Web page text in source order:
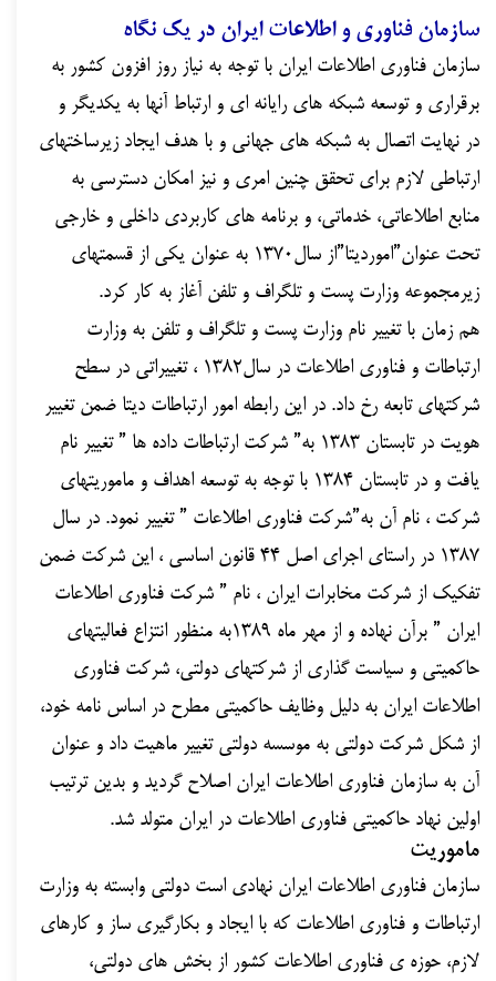
سازمان فناوری و اطلاعات ایران در یک نگاه
سازمان فناوری اطلاعات ایران با توجه به نیاز روز افزون کشور به
برقراری و توسعه شبکه های رایانه ای و ارتباط آنها به یکدیگر و
در نهایت اتصال به شبکه های جهانی و با هدف ایجاد زیرساختهای
ارتباطی لازم برای تحقق چنین امری و نیز امکان دسترسی به
منابع اطلاعاتی، خدماتی، و برنامه های کاربردی داخلی و خارجی
تحت عنوان”اموردیتا”از سال۱۳۷۰ به عنوان یکی از قسمتهای
زیرمجموعه وزارت پست و تلگراف و تلفن آغاز به کار کرد.
هم زمان با تغییر نام وزارت پست و تلگراف و تلفن به وزارت
ارتباطات و فناوری اطلاعات در سال۱۳۸۲ ، تغییراتی در سطح
شرکتهای تابعه رخ داد. در این رابطه امور ارتباطات دیتا ضمن تغییر
هویت در تابستان ۱۳۸۳ به” شرکت ارتباطات داده ها ” تغییر نام
یافت و در تابستان ۱۳۸۴ با توجه به توسعه اهداف و ماموریتهای
شرکت ، نام آن به”شرکت فناوری اطلاعات ” تغییر نمود. در سال
۱۳۸۷ در راستای اجرای اصل ۴۴ قانون اساسی ، این شرکت ضمن
تفکیک از شرکت مخابرات ایران ، نام ” شرکت فناوری اطلاعات
ایران ” برآن نهاده و از مهر ماه ۱۳۸۹به منظور انتزاع فعالیتهای
حاکمیتی و سیاست گذاری از شرکتهای دولتی، شرکت فناوری
اطلاعات ایران به دلیل وظایف حاکمیتی مطرح در اساس نامه خود،
از شکل شرکت دولتی به موسسه دولتی تغییر ماهیت داد و عنوان
آن به سازمان فناوری اطلاعات ایران اصلاح گردید و بدین ترتیب
اولین نهاد حاکمیتی فناوری اطلاعات در ایران متولد شد.
ماموریت
سازمان فناوری اطلاعات ایران نهادی است دولتی وابسته به وزارت
ارتباطات و فناوری اطلاعات که با ایجاد و بکارگیری ساز و کارهای
لازم، حوزه ی فناوری اطلاعات کشور از بخش های دولتی،